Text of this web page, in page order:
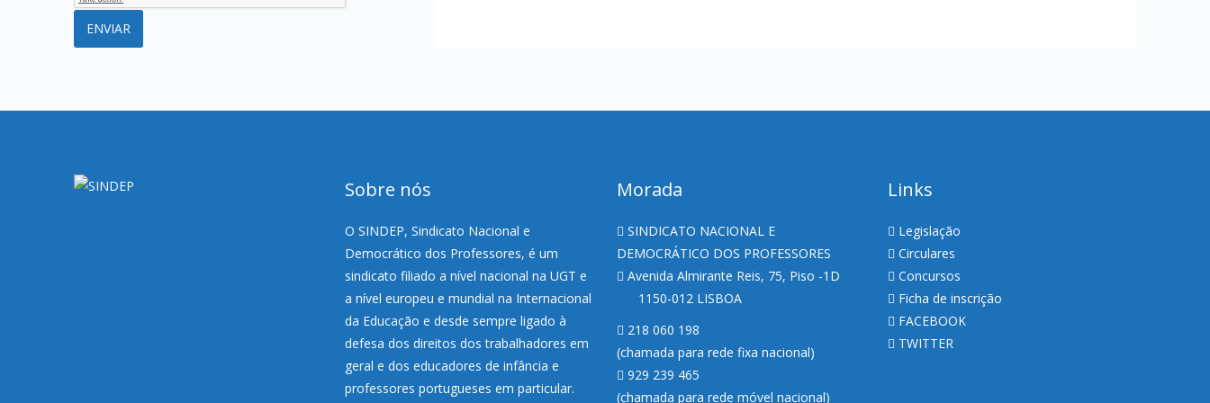
Sobre nós
O SINDEP, Sindicato Nacional e
Democrático dos Professores, é um
sindicato filiado a nível nacional na UGT e
a nível europeu e mundial na Internacional
da Educação e desde sempre ligado à
defesa dos direitos dos trabalhadores em
geral e dos educadores de infância e
professores portugueses em particular.
Morada
SINDICATO NACIONAL E
DEMOCRÁTICO DOS PROFESSORES
Avenida Almirante Reis, 75, Piso -1D
1150-012 LISBOA
218 060 198
(chamada para rede fixa nacional)
929 239 465
(chamada para rede móvel nacional)
Links
Legislação
Circulares
Concursos
Ficha de inscrição
FACEBOOK
TWITTER